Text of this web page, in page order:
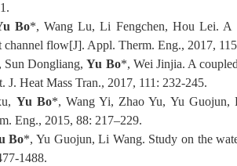
Bo*, Wang Lu, Li Fengchen, Hou Lei. A
channel flow[J]. Appl. Therm. Eng., 2017,
Sun Dongliang,Yu Bo*, Wei Jinjia. A
J. Heat Mass Tran., 2017, 111: 232-245.
Yu Bo*, Wang Yi, Zhao Yu, Yu Guojun,
Eng., 2015, 88: 217–229.
Bo*, Yu Guojun, Li Wang. Study on the
1488.